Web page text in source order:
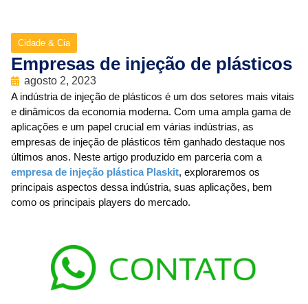
Cidade & Cia
Empresas de injeção de plásticos
agosto 2, 2023
A indústria de injeção de plásticos é um dos setores mais vitais
e dinâmicos da economia moderna. Com uma ampla gama de
aplicações e um papel crucial em várias indústrias, as
empresas de injeção de plásticos têm ganhado destaque nos
últimos anos. Neste artigo produzido em parceria com a
empresa de injeção plástica Plaskit, exploraremos os
principais aspectos dessa indústria, suas aplicações, bem
como os principais players do mercado.